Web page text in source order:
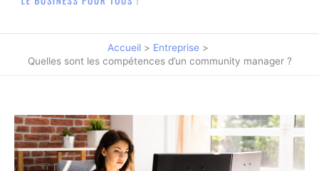
Accueil
Entreprise
Quelles sont les compétences d’un community manager ?